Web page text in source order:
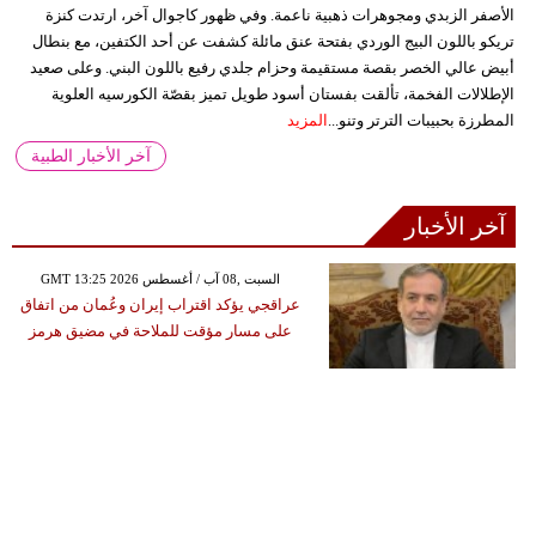
الأصفر الزبدي ومجوهرات ذهبية ناعمة. وفي ظهور كاجوال آخر، ارتدت كنزة
تريكو باللون البيج الوردي بفتحة عنق مائلة كشفت عن أحد الكتفين، مع بنطال
أبيض عالي الخصر بقصة مستقيمة وحزام جلدي رفيع باللون البني. وعلى صعيد
الإطلالات الفخمة، تألقت بفستان أسود طويل تميز بقصّة الكورسيه العلوية
المطرزة بحبيبات الترتر وتنو... المزيد
آخر الأخبار الطبية
آخر الأخبار
GMT 13:25 2026 السبت ,08 آب / أغسطس
عراقجي يؤكد اقتراب إيران وعُمان من اتفاق
على مسار مؤقت للملاحة في مضيق هرمز